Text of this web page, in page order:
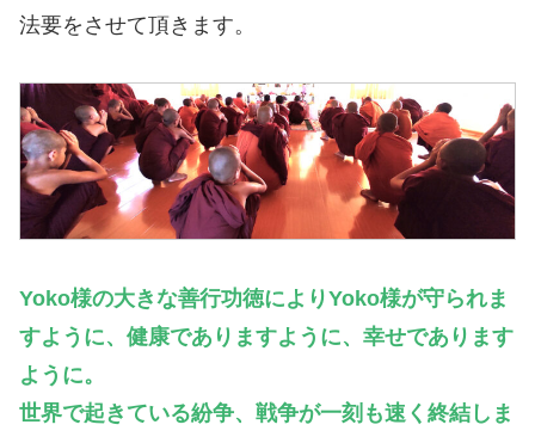
法要をさせて頂きます。
Yoko様の大きな善行功徳によりYoko様が守られま
すように、健康でありますように、幸せであります
ように。
世界で起きている紛争、戦争が一刻も速く終結しま